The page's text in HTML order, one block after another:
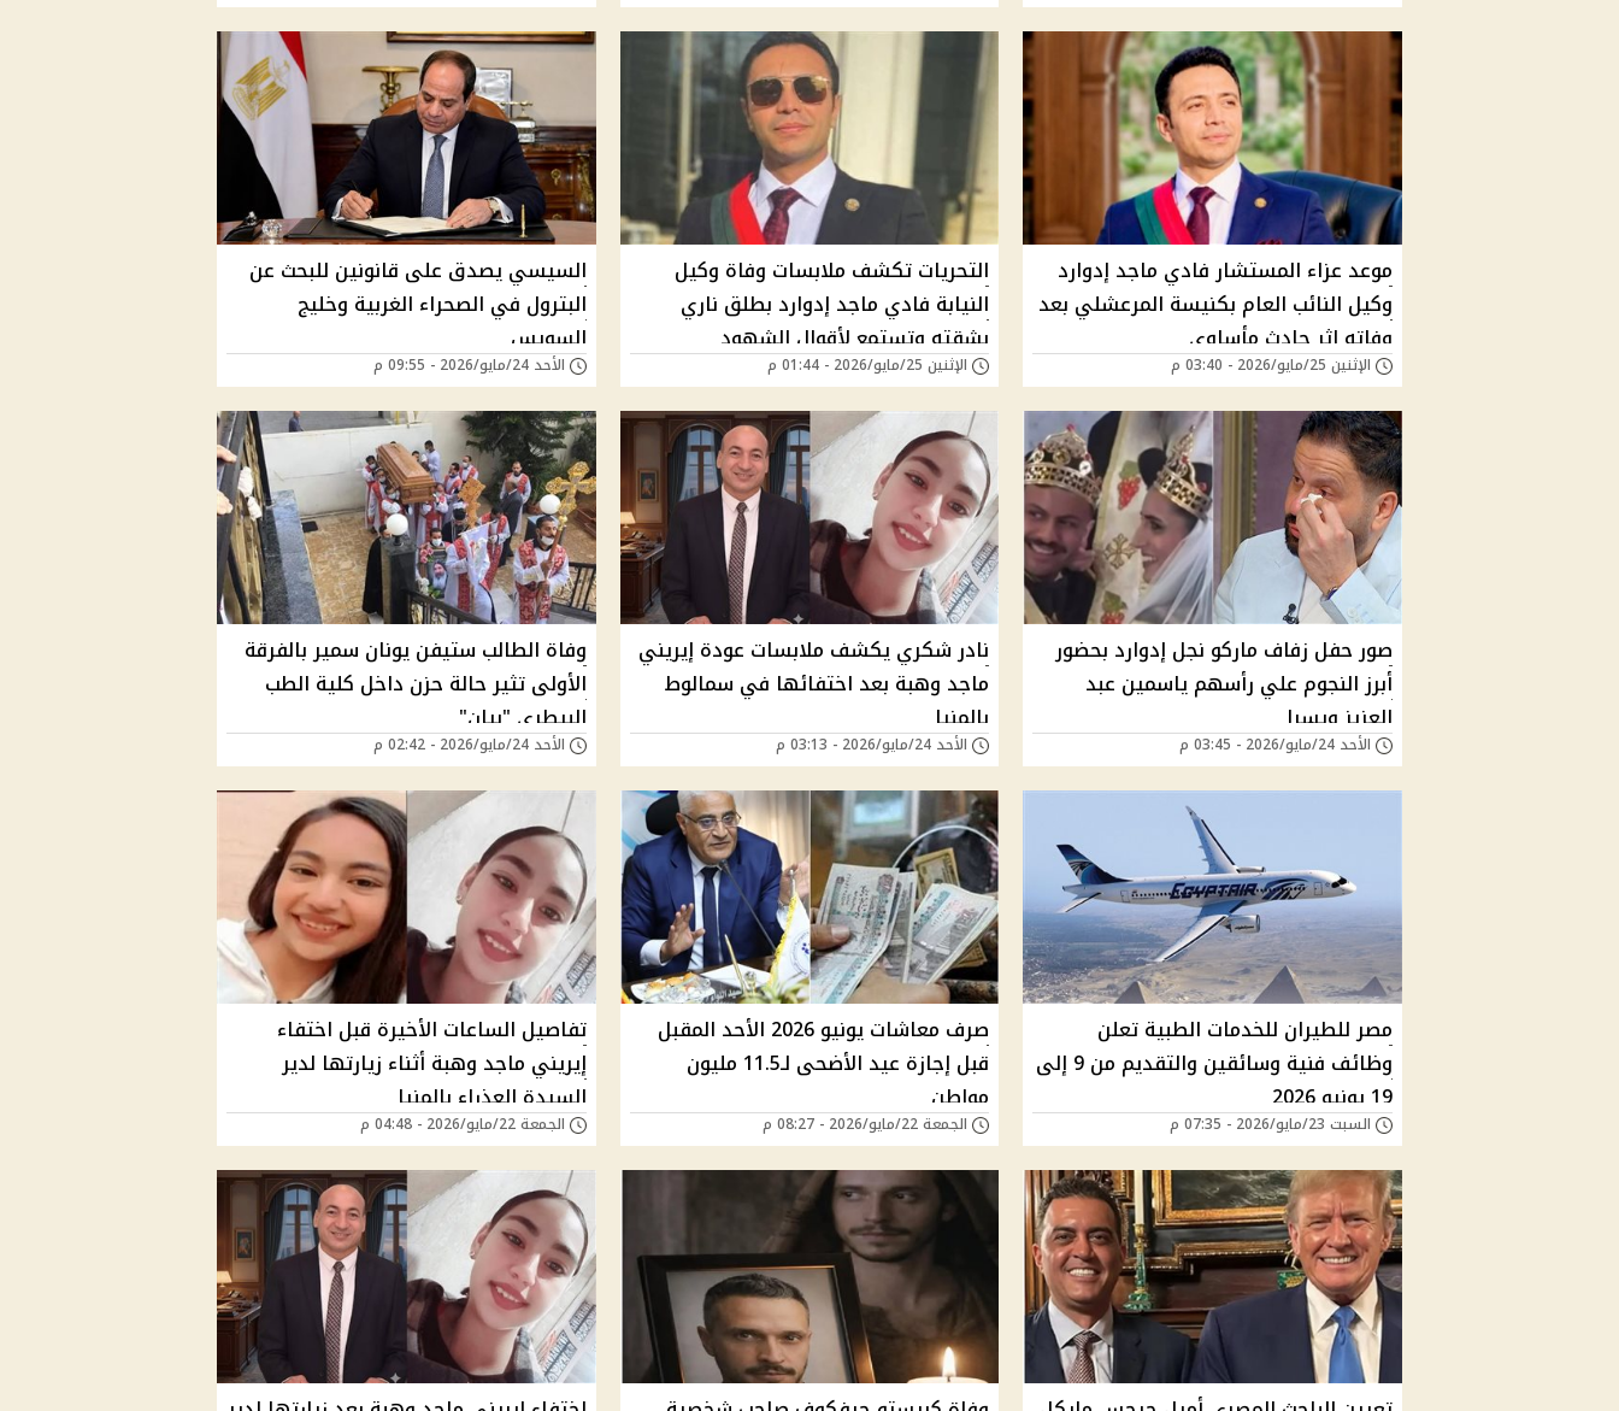
موعد عزاء المستشار فادي ماجد إدوارد
وكيل النائب العام بكنيسة المرعشلي بعد
وفاته إثر حادث مأساوي
الإثنين 25/مايو/2026 - 03:40 م
التحريات تكشف ملابسات وفاة وكيل
النيابة فادي ماجد إدوارد بطلق ناري
بشقته وتستمع لأقوال الشهود
الإثنين 25/مايو/2026 - 01:44 م
السيسي يصدق على قانونين للبحث عن
البترول في الصحراء الغربية وخليج
السويس
الأحد 24/مايو/2026 - 09:55 م
صور حفل زفاف ماركو نجل إدوارد بحضور
أبرز النجوم علي رأسهم ياسمين عبد
العزيز ويسرا
الأحد 24/مايو/2026 - 03:45 م
نادر شكري يكشف ملابسات عودة إيريني
ماجد وهبة بعد اختفائها في سمالوط
بالمنيا
الأحد 24/مايو/2026 - 03:13 م
وفاة الطالب ستيفن يونان سمير بالفرقة
الأولى تثير حالة حزن داخل كلية الطب
البيطري "بيان"
الأحد 24/مايو/2026 - 02:42 م
مصر للطيران للخدمات الطبية تعلن
وظائف فنية وسائقين والتقديم من 9 إلى
19 يونيو 2026
السبت 23/مايو/2026 - 07:35 م
صرف معاشات يونيو 2026 الأحد المقبل
قبل إجازة عيد الأضحى لـ11.5 مليون
مواطن
الجمعة 22/مايو/2026 - 08:27 م
تفاصيل الساعات الأخيرة قبل اختفاء
إيريني ماجد وهبة أثناء زيارتها لدير
السيدة العذراء بالمنيا
الجمعة 22/مايو/2026 - 04:48 م